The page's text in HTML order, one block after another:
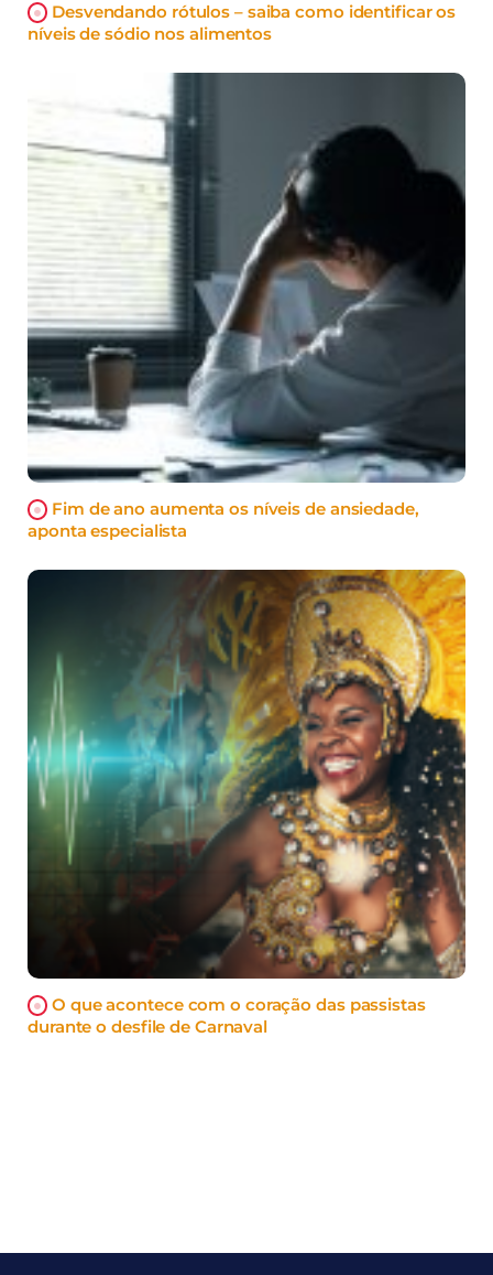
Desvendando rótulos – saiba como identificar os
níveis de sódio nos alimentos
Fim de ano aumenta os níveis de ansiedade,
aponta especialista
O que acontece com o coração das passistas
durante o desfile de Carnaval